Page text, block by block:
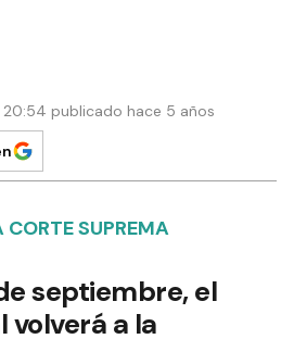
publicado hace 5 años
CORTE SUPREMA
septiembre, el
volverá a la